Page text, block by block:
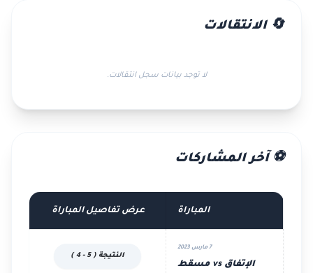
🔄 الانتقالات
لا توجد بيانات سجل انتقالات.
⚽ آخر المشاركات
المباراة عرض تفاصيل المباراة
7 مارس 2023
الإتفاق vs مسقط
النتيجة ( 5 - 4 )